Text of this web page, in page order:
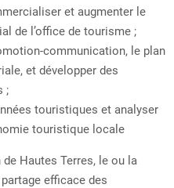
et augmenter le
de l’office de tourisme ;
communication, le plan
et développer des
;
touristiques et analyser
touristique locale
Hautes Terres, le ou la
efficace des